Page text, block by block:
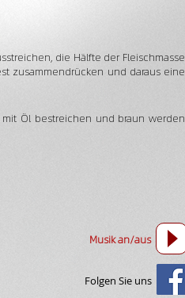
die Hälfte der Fleischmasse
zusammendrücken und daraus eine
Öl bestreichen und braun werden
Musik an/aus
Folgen Sie uns